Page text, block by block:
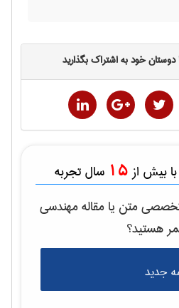
خود به اشتراک بگذارید
بیش از 15 سال تجربه
متن یا مقالهمهندسی
هستید؟
جدید